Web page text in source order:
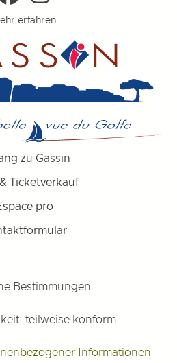
erfahren
zu Gassin
Ticketverkauf
pro
Bestimmungen
teilweise konform
Informationen